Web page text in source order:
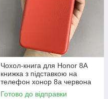
Чохол-книга для Honor 8A
книжка з підставкою на
телефон хонор 8а червона
stn
Готово до відправки